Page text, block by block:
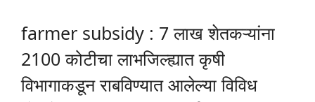
farmer subsidy : 7 लाख शेतकऱ्यांना
2100 कोटीचा लाभजिल्ह्यात कृषी
विभागाकडून राबविण्यात आलेल्या विविध